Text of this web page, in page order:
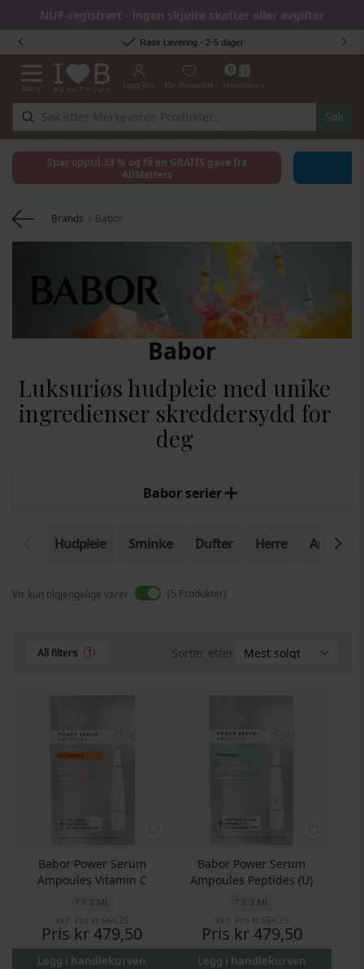
NUF-registrert - ingen skjulte skatter eller avgifter
Hopp til innhold
Rask Levering - 2-5 dager
Toggle Nav
Meny
Søk
Logg Inn Min Ønskeliste
0
Handlekurv
Spar opptil 33 % og få en GRATIS gave fra
AllMatters
Brands Babor
Babor
Luksuriøs hudpleie med unike
ingredienser skreddersydd for
deg
Babor serier
Hudpleie Sminke Dufter Herre
Vis kun tilgjengelige varer 5 Produkter
All filters 1 Sorter etter
Babor Power Serum
Ampoules Vitamin C
7 X 2 ML
Vejl. Pris kr 664,25
Pris kr 479,50
Legg i handlekurven
Babor Power Serum
Ampoules Peptides (U)
7 X 2 ML
Vejl. Pris kr 664,25
Pris kr 479,50
Legg i handlekurven